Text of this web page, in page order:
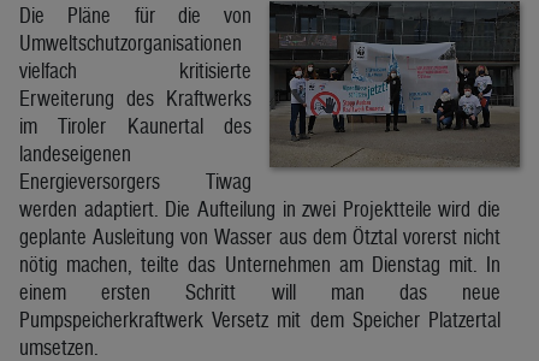
Die Pläne für die von
Umweltschutzorganisationen
vielfach kritisierte
Erweiterung des Kraftwerks
im Tiroler Kaunertal des
landeseigenen
Energieversorgers Tiwag
werden adaptiert. Die Aufteilung in zwei Projektteile wird die
geplante Ausleitung von Wasser aus dem Ötztal vorerst nicht
nötig machen, teilte das Unternehmen am Dienstag mit. In
einem ersten Schritt will man das neue
Pumpspeicherkraftwerk Versetz mit dem Speicher Platzertal
umsetzen.